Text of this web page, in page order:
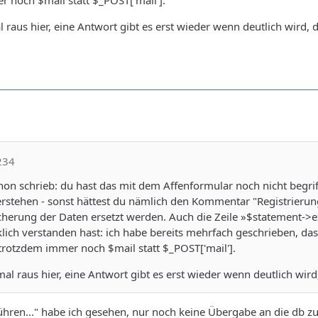
raus hier, eine Antwort gibt es erst wieder wenn deutlich wird,
schrieb: du hast das mit dem Affenformular noch nicht
- sonst hättest du nämlich den Kommentar
der Daten ersetzt werden. Auch die Zeile »$statement-
verstanden hast: ich habe bereits mehrfach geschrieben,
immer noch $mail statt $_POST['mail'].
raus hier, eine Antwort gibt es erst wieder wenn deutlich
habe ich gesehen, nur noch keine Übergabe an die db